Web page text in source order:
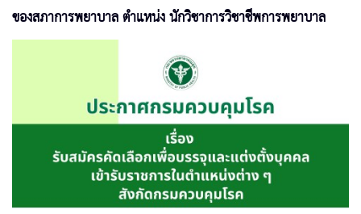
ของสภาการพยาบาล ตำแหน่ง นักวิชาการวิชาชีพการพยาบาล